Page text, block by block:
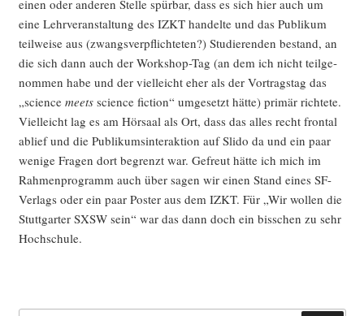
einen oder ande­ren Stel­le spür­bar, dass es sich hier auch um
eine Lehr­ver­an­stal­tung des IZKT han­del­te und das Publi­kum
teil­wei­se aus (zwangs­ver­pflich­te­ten?) Stu­die­ren­den bestand, an
die sich dann auch der Work­shop-Tag (an dem ich nicht teil­ge­
nom­men habe und der viel­leicht eher als der Vor­trags­tag das
„sci­ence meets sci­ence fic­tion“ umge­setzt hät­te) pri­mär rich­te­te.
Viel­leicht lag es am Hör­saal als Ort, dass das alles recht fron­tal
ablief und die Publi­kums­in­ter­ak­ti­on auf Slido da und ein paar
weni­ge Fra­gen dort begrenzt war. Gefreut hät­te ich mich im
Rah­men­pro­gramm auch über sagen wir einen Stand eines SF-
Ver­lags oder ein paar Pos­ter aus dem IZKT. Für „Wir wol­len die
Stutt­gar­ter SXSW sein“ war das dann doch ein biss­chen zu sehr
Hochschule.